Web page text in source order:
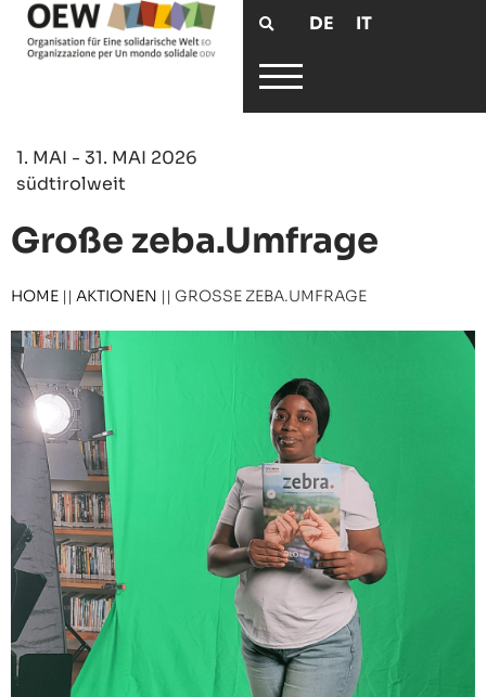
DE IT
1. MAI - 31. MAI 2026
südtirolweit
Große zeba.Umfrage
HOME || AKTIONEN || GROSSE ZEBA.UMFRAGE